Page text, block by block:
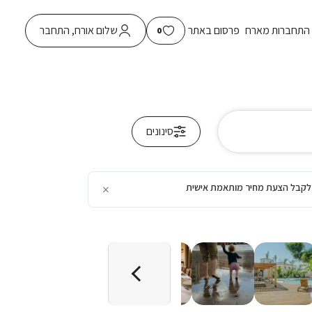
התחברות מארח פרסום באתר 0 שלום אורח, התחבר
סינונים
לקבל הצעת מחיר מותאמת אישית ×